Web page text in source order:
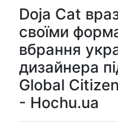
Doja Cat
своїми
вбрання
дизайнера
Global
- Hochu.ua